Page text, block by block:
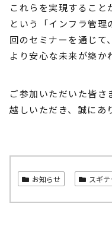
これらを実現すること
という「インフラ管理
回のセミナーを通じて
より安心な未来が築か
ご参加いただいた皆さ
越しいただき、誠にあ
お知らせ スギ